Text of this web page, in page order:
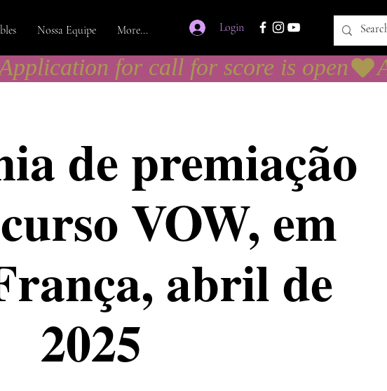
Nossa Equipe More... Login
de premiação
VOW, em
abril de
2025